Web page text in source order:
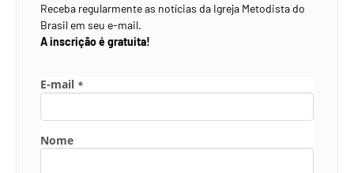
Receba regularmente as notícias da Igreja Metodista do
Brasil em seu e-mail.
A inscrição é gratuita!